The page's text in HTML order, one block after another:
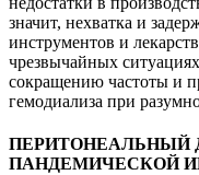
значит, нехватка и
инструментов и
чрезвычайных
сокращению частоты и
гемодиализа при
ПЕРИТОНЕАЛЬНЫЙ
ПАНДЕМИЧЕСКОЙ